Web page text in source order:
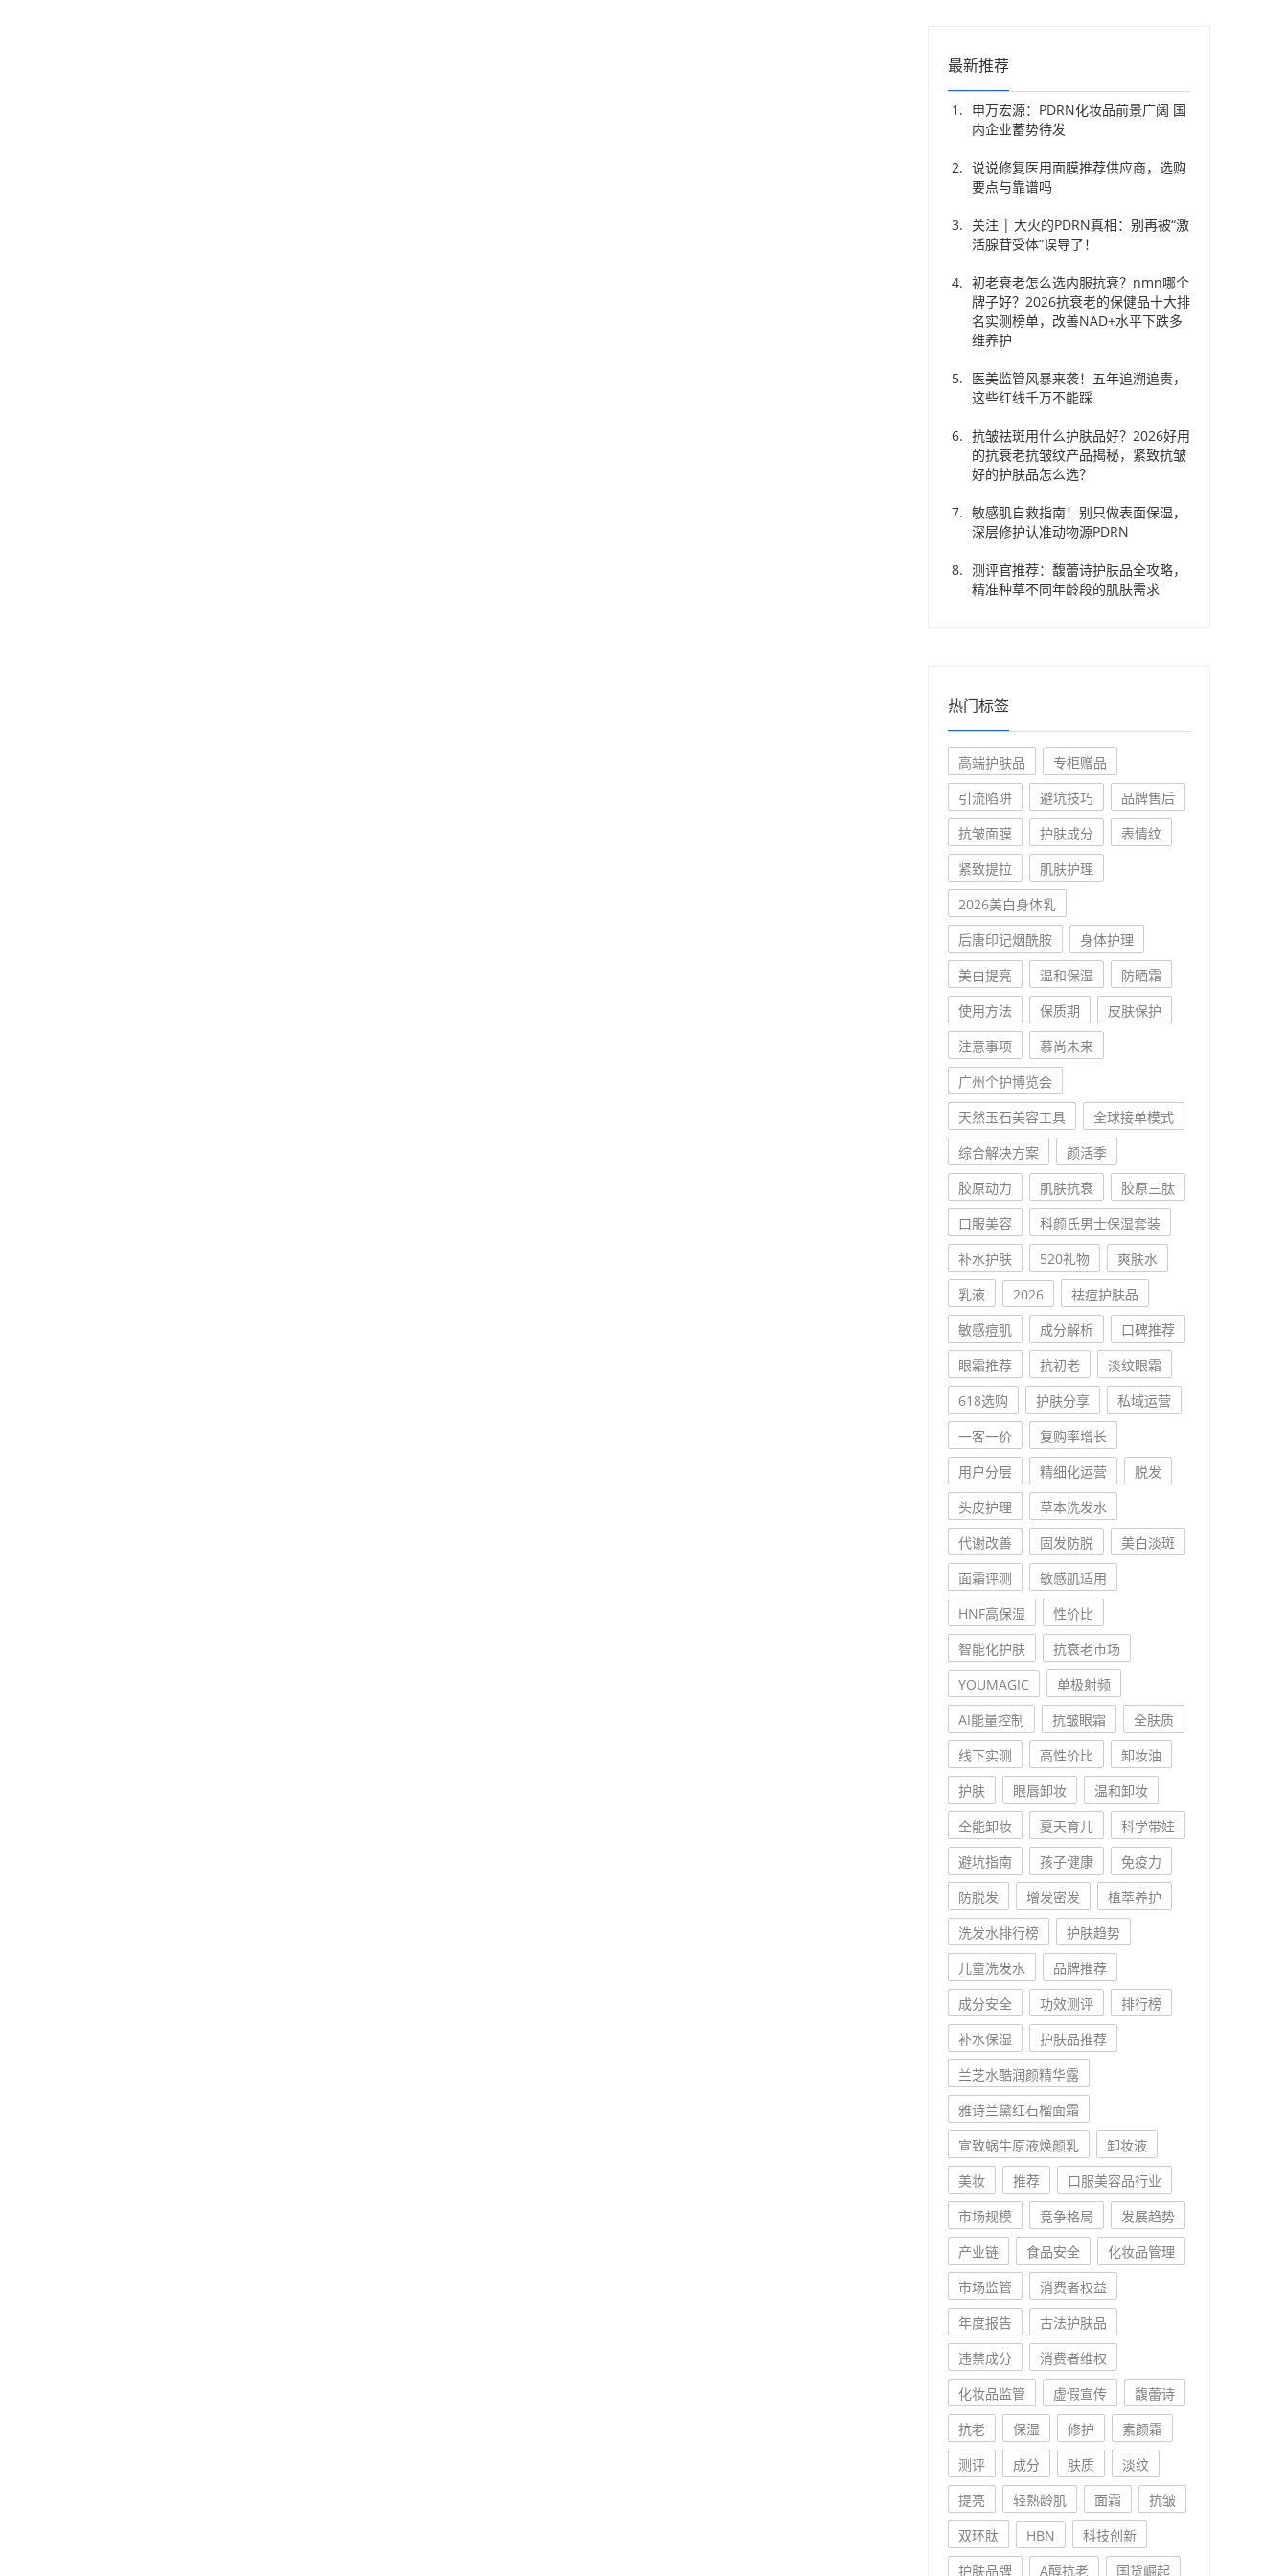
最新推荐
申万宏源：PDRN化妆品前景广阔 国
内企业蓄势待发
说说修复医用面膜推荐供应商，选购
要点与靠谱吗
关注 | 大火的PDRN真相：别再被“激
活腺苷受体”误导了！
初老衰老怎么选内服抗衰？nmn哪个
牌子好？2026抗衰老的保健品十大排
名实测榜单，改善NAD+水平下跌多
维养护
医美监管风暴来袭！五年追溯追责，
这些红线千万不能踩
抗皱祛斑用什么护肤品好？2026好用
的抗衰老抗皱纹产品揭秘，紧致抗皱
好的护肤品怎么选？
敏感肌自救指南！别只做表面保湿，
深层修护认准动物源PDRN
测评官推荐：馥蕾诗护肤品全攻略，
精准种草不同年龄段的肌肤需求
热门标签
高端护肤品
专柜赠品
引流陷阱
避坑技巧
品牌售后
抗皱面膜
护肤成分
表情纹
紧致提拉
肌肤护理
2026美白身体乳
后唐印记烟酰胺
身体护理
美白提亮
温和保湿
防晒霜
使用方法
保质期
皮肤保护
注意事项
慕尚未来
广州个护博览会
天然玉石美容工具
全球接单模式
综合解决方案
颜活季
胶原动力
肌肤抗衰
胶原三肽
口服美容
科颜氏男士保湿套装
补水护肤
520礼物
爽肤水
乳液
2026
祛痘护肤品
敏感痘肌
成分解析
口碑推荐
眼霜推荐
抗初老
淡纹眼霜
618选购
护肤分享
私域运营
一客一价
复购率增长
用户分层
精细化运营
脱发
头皮护理
草本洗发水
代谢改善
固发防脱
美白淡斑
面霜评测
敏感肌适用
HNF高保湿
性价比
智能化护肤
抗衰老市场
YOUMAGIC
单极射频
AI能量控制
抗皱眼霜
全肤质
线下实测
高性价比
卸妆油
护肤
眼唇卸妆
温和卸妆
全能卸妆
夏天育儿
科学带娃
避坑指南
孩子健康
免疫力
防脱发
增发密发
植萃养护
洗发水排行榜
护肤趋势
儿童洗发水
品牌推荐
成分安全
功效测评
排行榜
补水保湿
护肤品推荐
兰芝水酷润颜精华露
雅诗兰黛红石榴面霜
宣致蜗牛原液焕颜乳
卸妆液
美妆
推荐
口服美容品行业
市场规模
竞争格局
发展趋势
产业链
食品安全
化妆品管理
市场监管
消费者权益
年度报告
古法护肤品
违禁成分
消费者维权
化妆品监管
虚假宣传
馥蕾诗
抗老
保湿 修护
素颜霜
测评
成分 肤质
淡纹
提亮
轻熟龄肌 面霜
抗皱
双环肽
HBN
科技创新
护肤品牌
A醇抗老 国货崛起